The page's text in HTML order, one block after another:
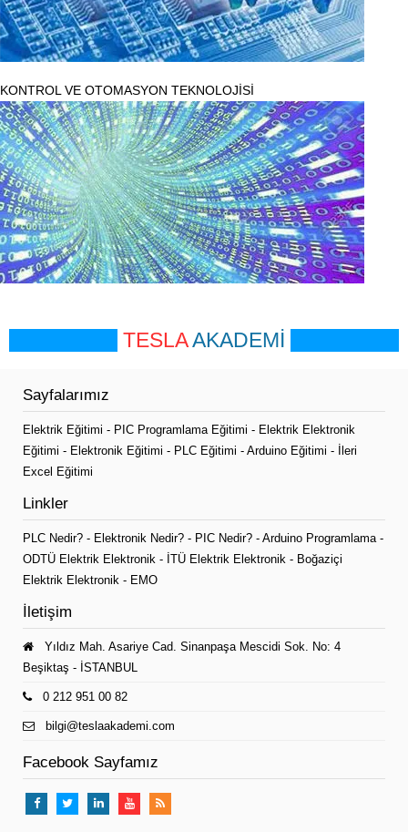
KONTROL VE OTOMASYON TEKNOLOJİSİ
TESLAAKADEMİ
Sayfalarımız
Elektrik Eğitimi - PIC Programlama Eğitimi - Elektrik Elektronik
Eğitimi - Elektronik Eğitimi - PLC Eğitimi - Arduino Eğitimi -
İleri
Excel Eğitimi
Linkler
PLC Nedir? - Elektronik Nedir? - PIC Nedir? - Arduino Programlama-
ODTÜ Elektrik Elektronik - İTÜ Elektrik Elektronik - Boğaziçi
Elektrik Elektronik - EMO
İletişim
Yıldız Mah. Asariye Cad. Sinanpaşa Mescidi Sok. No: 4
Beşiktaş - İSTANBUL
0 212 951 00 82
bilgi@teslaakademi.com
Facebook Sayfamız